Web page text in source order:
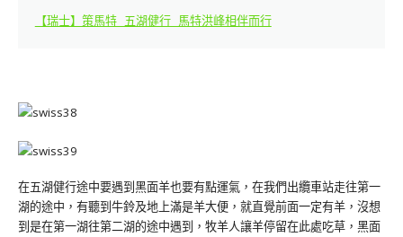
【瑞士】策馬特 五湖健行 馬特洪峰相伴而行
在五湖健行途中要遇到黑面羊也要有點運氣，在我們出纜車站走往第一
湖的途中，有聽到牛鈴及地上滿是羊大便，就直覺前面一定有羊，沒想
到是在第一湖往第二湖的途中遇到，牧羊人讓羊停留在此處吃草，黑面